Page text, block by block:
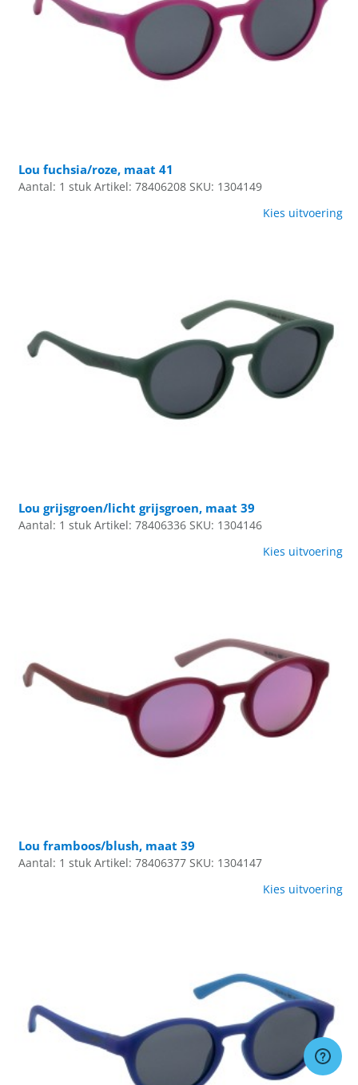
Lou fuchsia/roze, maat 41
Aantal: 1 stuk Artikel: 78406208 SKU: 1304149
Kies uitvoering
Lou grijsgroen/licht grijsgroen, maat 39
Aantal: 1 stuk Artikel: 78406336 SKU: 1304146
Kies uitvoering
Lou framboos/blush, maat 39
Aantal: 1 stuk Artikel: 78406377 SKU: 1304147
Kies uitvoering